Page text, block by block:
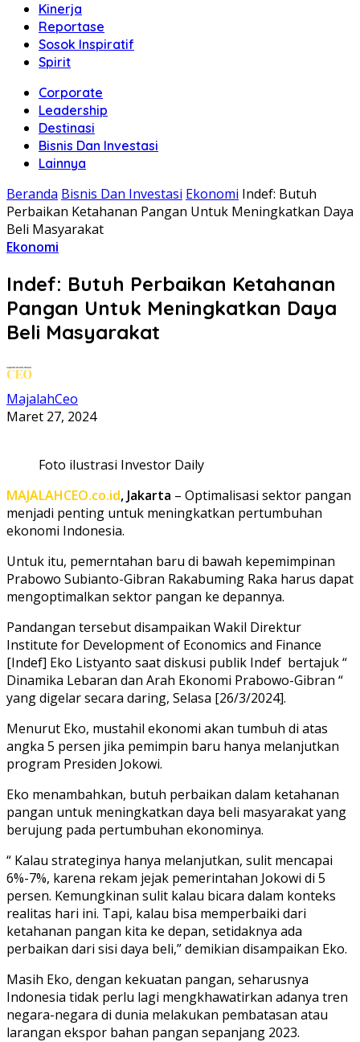
Kinerja
Reportase
Sosok Inspiratif
Spirit
Corporate
Leadership
Destinasi
Bisnis Dan Investasi
Lainnya
Beranda Bisnis Dan Investasi Ekonomi Indef: Butuh
Perbaikan Ketahanan Pangan Untuk Meningkatkan Daya
Beli Masyarakat
Ekonomi
Indef: Butuh Perbaikan Ketahanan
Pangan Untuk Meningkatkan Daya
Beli Masyarakat
MajalahCeo
Maret 27, 2024
Foto ilustrasi Investor Daily
MAJALAHCEO.co.id, Jakarta – Optimalisasi sektor pangan
menjadi penting untuk meningkatkan pertumbuhan
ekonomi Indonesia.
Untuk itu, pemerntahan baru di bawah kepemimpinan
Prabowo Subianto-Gibran Rakabuming Raka harus dapat
mengoptimalkan sektor pangan ke depannya.
Pandangan tersebut disampaikan Wakil Direktur
Institute for Development of Economics and Finance
[Indef] Eko Listyanto saat diskusi publik Indef bertajuk “
Dinamika Lebaran dan Arah Ekonomi Prabowo-Gibran “
yang digelar secara daring, Selasa [26/3/2024].
Menurut Eko, mustahil ekonomi akan tumbuh di atas
angka 5 persen jika pemimpin baru hanya melanjutkan
program Presiden Jokowi.
Eko menambahkan, butuh perbaikan dalam ketahanan
pangan untuk meningkatkan daya beli masyarakat yang
berujung pada pertumbuhan ekonominya.
“ Kalau strateginya hanya melanjutkan, sulit mencapai
6%-7%, karena rekam jejak pemerintahan Jokowi di 5
persen. Kemungkinan sulit kalau bicara dalam konteks
realitas hari ini. Tapi, kalau bisa memperbaiki dari
ketahanan pangan kita ke depan, setidaknya ada
perbaikan dari sisi daya beli,” demikian disampaikan Eko.
Masih Eko, dengan kekuatan pangan, seharusnya
Indonesia tidak perlu lagi mengkhawatirkan adanya tren
negara-negara di dunia melakukan pembatasan atau
larangan ekspor bahan pangan sepanjang 2023.